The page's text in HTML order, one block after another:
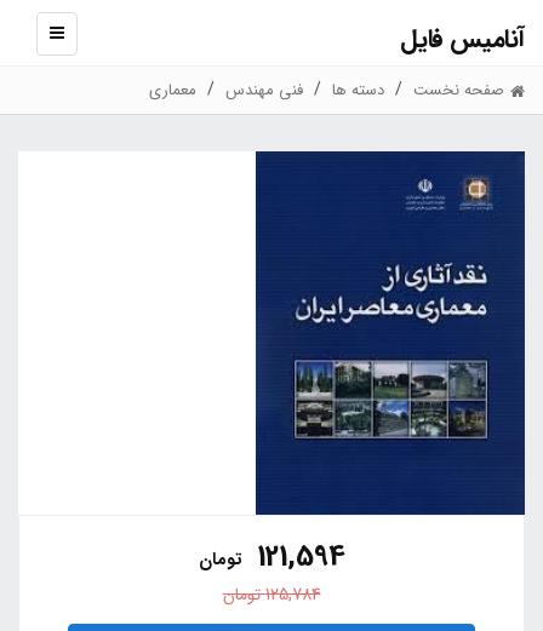
آنامیس فایل
نمایش
صفحه نخست دسته ها فنی مهندس معماری
121,594 تومان
125,784تومان